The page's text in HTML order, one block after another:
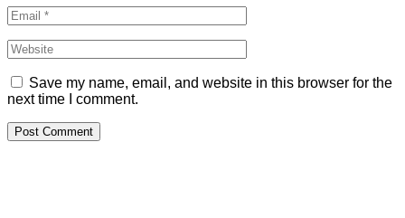
Save my name, email, and website in this browser for the
next time I comment.